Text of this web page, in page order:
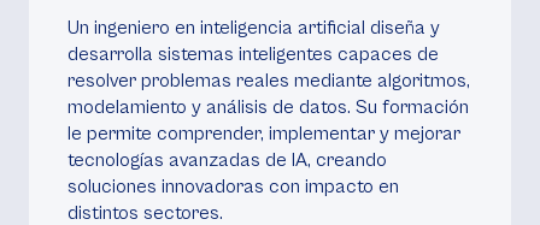
Un ingeniero en inteligencia artificial diseña y
desarrolla sistemas inteligentes capaces de
resolver problemas reales mediante algoritmos,
modelamiento y análisis de datos. Su formación
le permite comprender, implementar y mejorar
tecnologías avanzadas de IA, creando
soluciones innovadoras con impacto en
distintos sectores.